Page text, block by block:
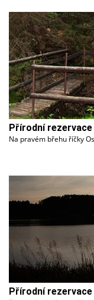
Přírodní
Na pravém břehu říčky
Přírodní